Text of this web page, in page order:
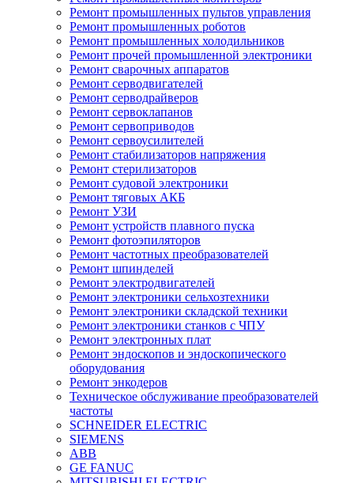
Ремонт промышленных пультов управления
Ремонт промышленных роботов
Ремонт промышленных холодильников
Ремонт прочей промышленной электроники
Ремонт сварочных аппаратов
Ремонт серводвигателей
Ремонт серводрайверов
Ремонт сервоклапанов
Ремонт сервоприводов
Ремонт сервоусилителей
Ремонт стабилизаторов напряжения
Ремонт стерилизаторов
Ремонт судовой электроники
Ремонт тяговых АКБ
Ремонт УЗИ
Ремонт устройств плавного пуска
Ремонт фотоэпиляторов
Ремонт частотных преобразователей
Ремонт шпинделей
Ремонт электродвигателей
Ремонт электроники сельхозтехники
Ремонт электроники складской техники
Ремонт электроники станков с ЧПУ
Ремонт электронных плат
Ремонт эндоскопов и эндоскопического
оборудования
Ремонт энкодеров
Техническое обслуживание преобразователей
частоты
SCHNEIDER ELECTRIC
SIEMENS
ABB
GE FANUC